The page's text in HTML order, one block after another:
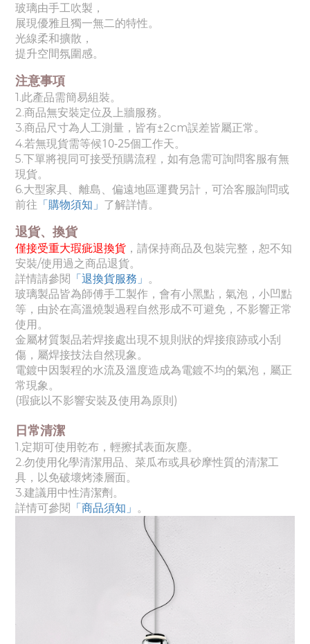
玻璃由手工吹製，
展現優雅且獨一無二的特性。
光線柔和擴散，
提升空間氛圍感。
注意事項
1.此產品需簡易組裝。
2.商品無安裝定位及上牆服務。
3.商品尺寸為人工測量，皆有±2cm誤差皆屬正常。
4.若無現貨需等候10-25個工作天。
5.下單將視同可接受預購流程，如有急需可詢問客服有無
現貨。
6.大型家具、離島、偏遠地區運費另計，可洽客服詢問或
前往 「購物須知」 了解詳情。
退貨、換貨
僅接受重大瑕疵退換貨 ，請保持商品及包裝完整，恕不知
安裝/使用過之商品退貨。
詳情請參閱 「退換貨服務」 。
玻璃製品皆為師傅手工製作，會有小黑點，氣泡，小凹點
等，由於在高溫燒製過程自然形成不可避免，不影響正常
使用。
金屬材質製品若焊接處出現不規則狀的焊接痕跡或小刮
傷，屬焊接技法自然現象。
電鍍中因製程的水流及溫度造成為電鍍不均的氣泡，屬正
常現象。
(瑕疵以不影響安裝及使用為原則)
日常清潔
1.定期可使用乾布，輕擦拭表面灰塵。
2.勿使用化學清潔用品、菜瓜布或具砂摩性質的清潔工
具，以免破壞烤漆層面。
3.建議用中性清潔劑。
詳情可參閱 「商品須知 」 。